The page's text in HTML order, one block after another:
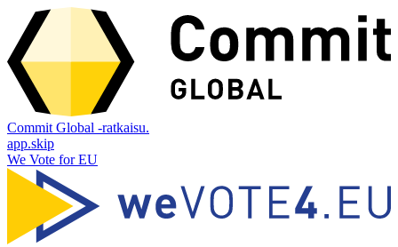
Commit Global -ratkaisu.
app.skip
We Vote for EU